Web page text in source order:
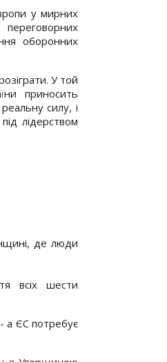
у мирних
оборонних
У той
приносить
силу, і
лідерством
де люди
всіх шести
а ЄС потребує